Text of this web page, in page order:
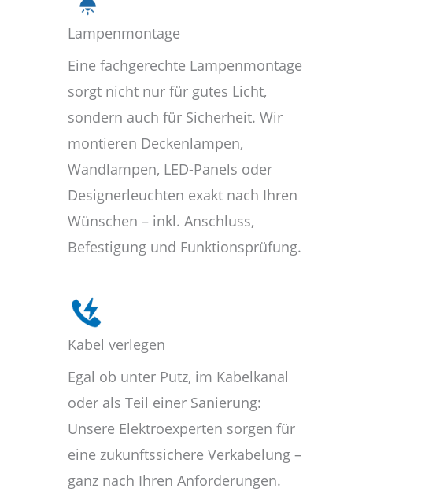
Lampenmontage
Eine fachgerechte Lampenmontage
sorgt nicht nur für gutes Licht,
sondern auch für Sicherheit. Wir
montieren Deckenlampen,
Wandlampen, LED-Panels oder
Designerleuchten exakt nach Ihren
Wünschen – inkl. Anschluss,
Befestigung und Funktionsprüfung.
Kabel verlegen
Egal ob unter Putz, im Kabelkanal
oder als Teil einer Sanierung:
Unsere Elektroexperten sorgen für
eine zukunftssichere Verkabelung –
ganz nach Ihren Anforderungen.